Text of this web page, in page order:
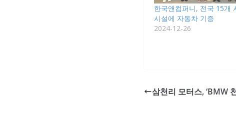
한국앤컴퍼니, 전국 15개
시설에 자동차 기증
2024-12-26
삼천리 모터스, ‘BMW